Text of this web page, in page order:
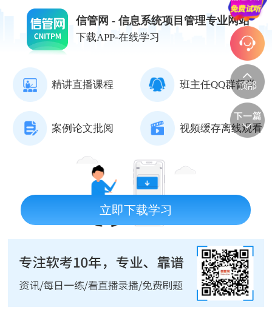
信管网 - 信息系统项目管理专业网站
下载APP-在线学习
精讲直播课程 班主任QQ群督学
案例论文批阅 视频缓存离线观看
立即下载学习